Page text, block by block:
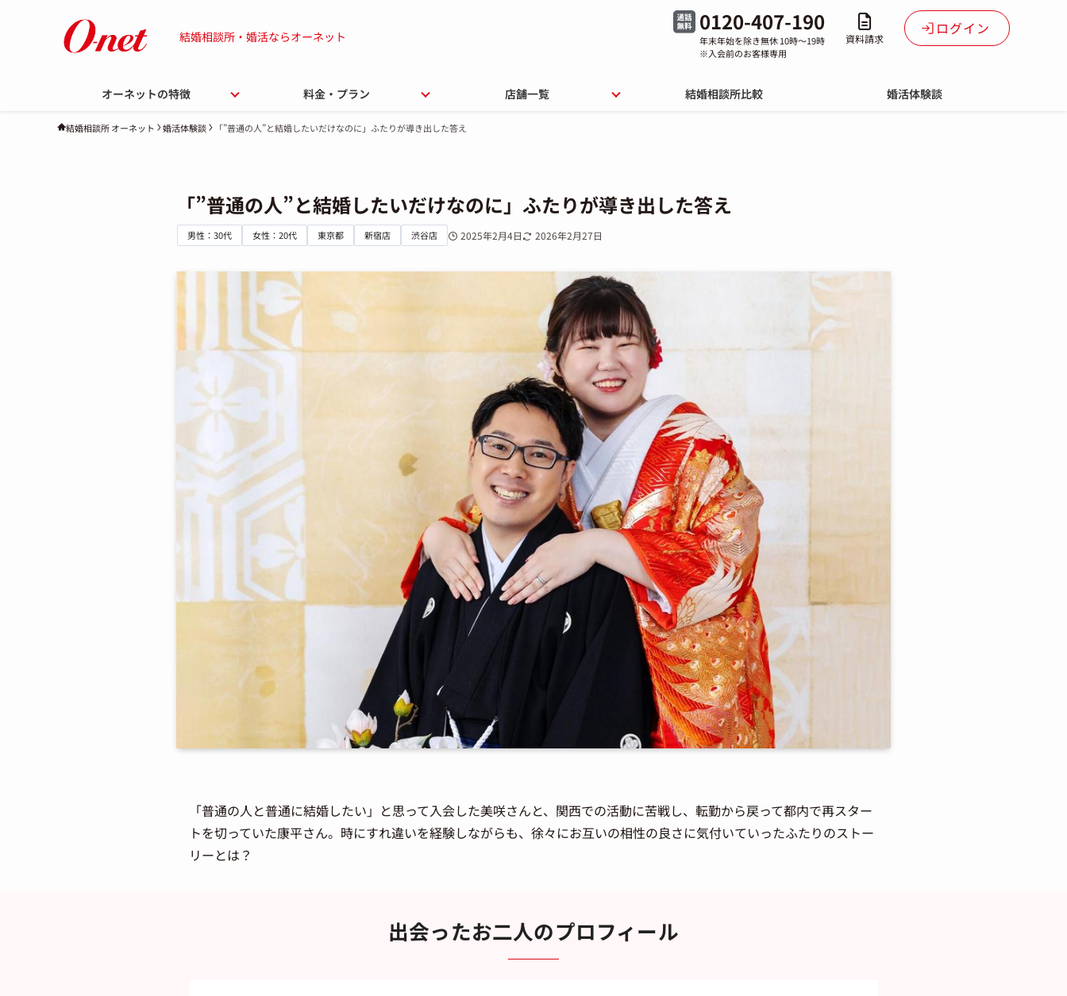
結婚相談所・婚活ならオーネット
0120-407-190
年末年始を除き無休 10時～19時
※入会前のお客様専用
資料請求
ログイン
オーネットの特徴 料金・プラン 店舗一覧 結婚相談所比較 婚活体験談
結婚相談所 オーネット 婚活体験談 「”普通の人”と結婚したいだけなのに」ふたりが導き出した答え
「”普通の人”と結婚したいだけなのに」ふたりが導き出した答え
男性：30代 女性：20代 東京都 新宿店 渋谷店 2025年2月4日 2026年2月27日
「普通の人と普通に結婚したい」と思って入会した美咲さんと、関西での活動に苦戦し、転勤から戻って都内で再スター
トを切っていた康平さん。時にすれ違いを経験しながらも、徐々にお互いの相性の良さに気付いていったふたりのストー
リーとは？
出会ったお二人のプロフィール